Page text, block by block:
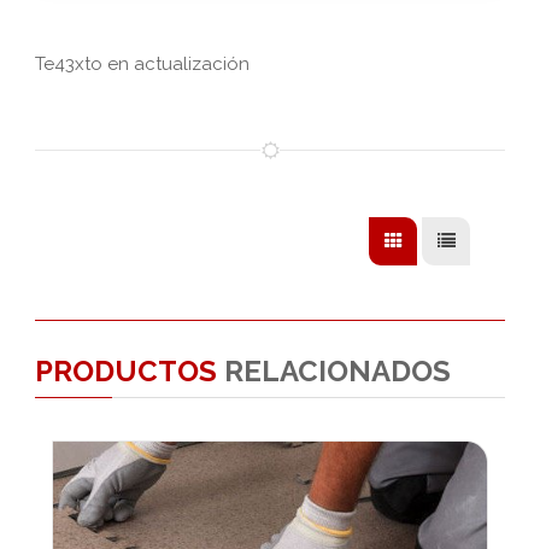
Te43xto en actualización
PRODUCTOS RELACIONADOS